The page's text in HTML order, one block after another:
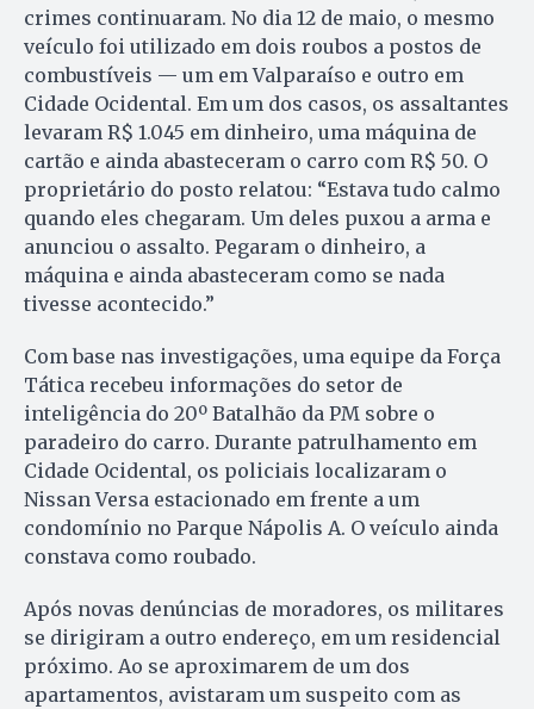
crimes continuaram. No dia 12 de maio, o mesmo
veículo foi utilizado em dois roubos a postos de
combustíveis — um em Valparaíso e outro em
Cidade Ocidental. Em um dos casos, os assaltantes
levaram R$ 1.045 em dinheiro, uma máquina de
cartão e ainda abasteceram o carro com R$ 50. O
proprietário do posto relatou: “Estava tudo calmo
quando eles chegaram. Um deles puxou a arma e
anunciou o assalto. Pegaram o dinheiro, a
máquina e ainda abasteceram como se nada
tivesse acontecido.”
Com base nas investigações, uma equipe da Força
Tática recebeu informações do setor de
inteligência do 20º Batalhão da PM sobre o
paradeiro do carro. Durante patrulhamento em
Cidade Ocidental, os policiais localizaram o
Nissan Versa estacionado em frente a um
condomínio no Parque Nápolis A. O veículo ainda
constava como roubado.
Após novas denúncias de moradores, os militares
se dirigiram a outro endereço, em um residencial
próximo. Ao se aproximarem de um dos
apartamentos, avistaram um suspeito com as